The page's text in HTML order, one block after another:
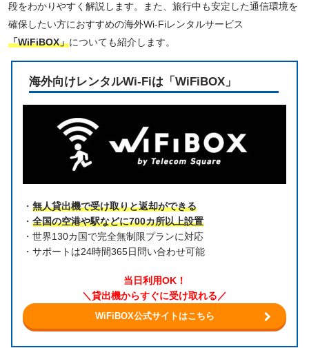
段をわかりやすく解説します。また、旅行中も安定した通信環境を
確保したい方におすすめの海外Wi-Fiレンタルサービス
「WiFiBOX」についても紹介します。
海外向けレンタルWi-Fiは「WiFiBOX」
・無人貸出機で受け取りと返却ができる
・全国の空港や駅などに700カ所以上設置
・世界130カ国で完全無制限プランに対応
・サポートは24時間365日問い合わせ可能
当日利用OK！
＼貸出機からすぐに受け取れる／
WiFiBOX公式サイトはこちら